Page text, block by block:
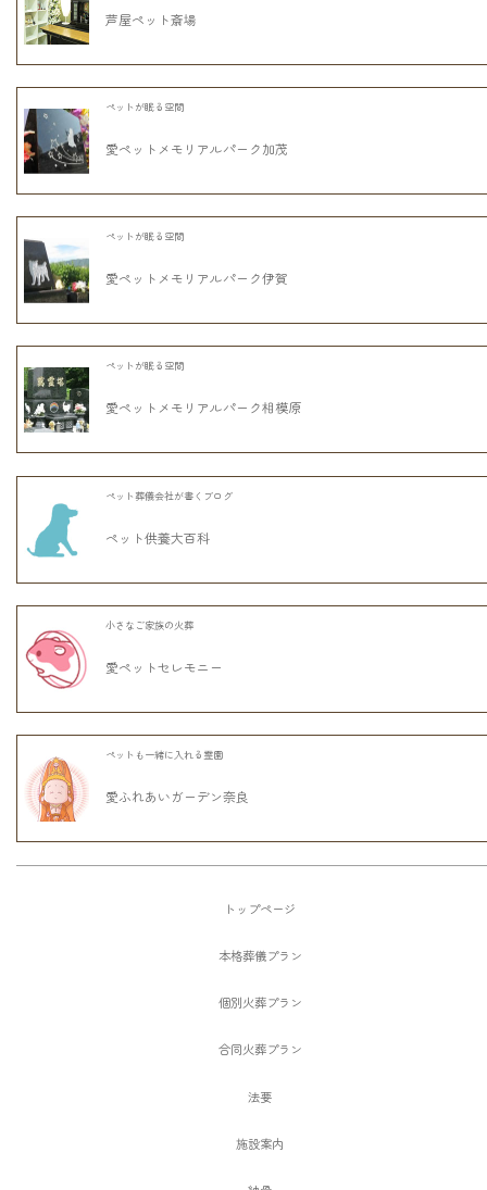
芦屋ペット斎場
ペットが眠る空間
愛ペットメモリアルパーク加茂
ペットが眠る空間
愛ペットメモリアルパーク伊賀
ペットが眠る空間
愛ペットメモリアルパーク相模原
ペット葬儀会社が書くブログ
ペット供養大百科
小さなご家族の火葬
愛ペットセレモニー
ペットも一緒に入れる霊園
愛ふれあいガーデン奈良
トップページ
本格葬儀プラン
個別火葬プラン
合同火葬プラン
法要
施設案内